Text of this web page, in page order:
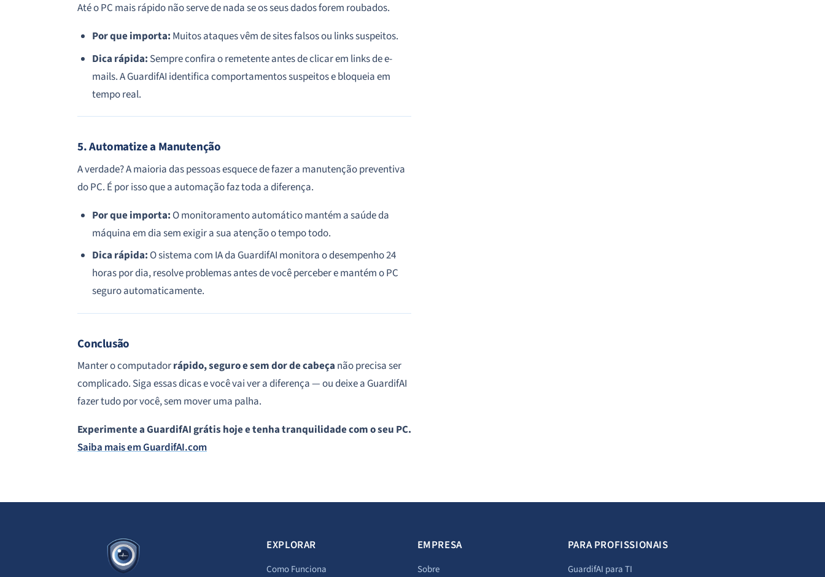
Até o PC mais rápido não serve de nada se os seus dados forem roubados.
Por que importa: Muitos ataques vêm de sites falsos ou links suspeitos.
Dica rápida: Sempre confira o remetente antes de clicar em links de e-
mails. A GuardifAI identifica comportamentos suspeitos e bloqueia em
tempo real.
5. Automatize a Manutenção
A verdade? A maioria das pessoas esquece de fazer a manutenção preventiva
do PC. É por isso que a automação faz toda a diferença.
Por que importa: O monitoramento automático mantém a saúde da
máquina em dia sem exigir a sua atenção o tempo todo.
Dica rápida: O sistema com IA da GuardifAI monitora o desempenho 24
horas por dia, resolve problemas antes de você perceber e mantém o PC
seguro automaticamente.
Conclusão
Manter o computadorrápido, seguro e sem dor de cabeça não precisa ser
complicado. Siga essas dicas e você vai ver a diferença — ou deixe a GuardifAI
fazer tudo por você, sem mover uma palha.
Experimente a GuardifAI grátis hoje e tenha tranquilidade com o seu PC.
Saiba mais em GuardifAI.com
EXPLORAR
Como Funciona
EMPRESA
Sobre
PARA PROFISSIONAIS
GuardifAI para TI